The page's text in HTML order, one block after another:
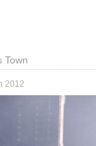
Town
2012